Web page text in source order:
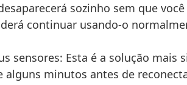
sozinho sem que
continuar usando-o
sensores: Esta é a solução mais
minutos antes de